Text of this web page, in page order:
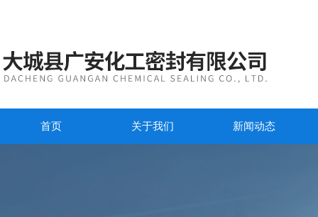
首页 关于我们 新闻动态